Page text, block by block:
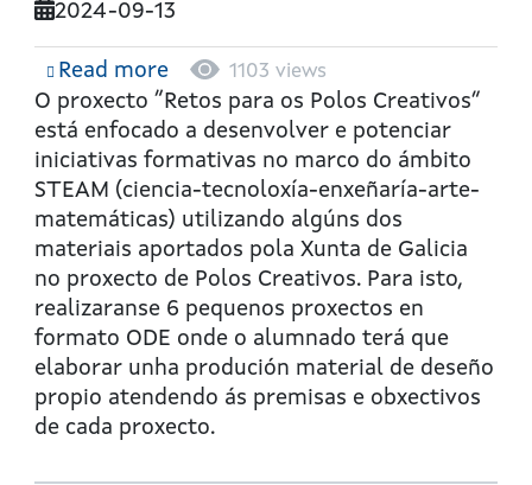
2024-09-13
Read moreabout
Retos
para
os
Polos
Creativos:
Axentes
secretos
1103 views
O proxecto “Retos para os Polos Creativos”
está enfocado a desenvolver e potenciar
iniciativas formativas no marco do ámbito
STEAM (ciencia-tecnoloxía-enxeñaría-arte-
matemáticas) utilizando algúns dos
materiais aportados pola Xunta de Galicia
no proxecto de Polos Creativos. Para isto,
realizaranse 6 pequenos proxectos en
formato ODE onde o alumnado terá que
elaborar unha produción material de deseño
propio atendendo ás premisas e obxectivos
de cada proxecto.